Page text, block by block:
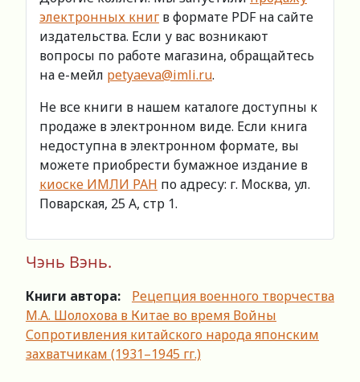
электронных книг в формате PDF на сайте
издательства. Если у вас возникают
вопросы по работе магазина, обращайтесь
на е-мейл petyaeva@imli.ru.
Не все книги в нашем каталоге доступны к
продаже в электронном виде. Если книга
недоступна в электронном формате, вы
можете приобрести бумажное издание в
киоске ИМЛИ РАН по адресу: г. Москва, ул.
Поварская, 25 А, стр 1.
Чэнь Вэнь.
Книги автора:
Рецепция военного творчества
М.А. Шолохова в Китае во время Войны
Сопротивления китайского народа японским
захватчикам (1931–1945 гг.)